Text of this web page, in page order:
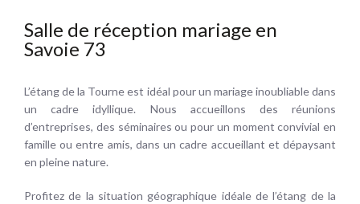
Salle de réception mariage en
Savoie 73
L’étang de la Tourne est idéal pour un mariage inoubliable dans
un cadre idyllique. Nous accueillons des réunions
d’entreprises, des séminaires ou pour un moment convivial en
famille ou entre amis, dans un cadre accueillant et dépaysant
en pleine nature.
Profitez de la situation géographique idéale de l’étang de la